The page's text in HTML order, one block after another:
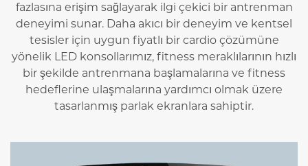
fazlasına erişim sağlayarak ilgi çekici bir antrenman
deneyimi sunar. Daha akıcı bir deneyim ve kentsel
tesisler için uygun fiyatlı bir cardio çözümüne
yönelik LED konsollarımız, fitness meraklılarının hızlı
bir şekilde antrenmana başlamalarına ve fitness
hedeflerine ulaşmalarına yardımcı olmak üzere
tasarlanmış parlak ekranlara sahiptir.